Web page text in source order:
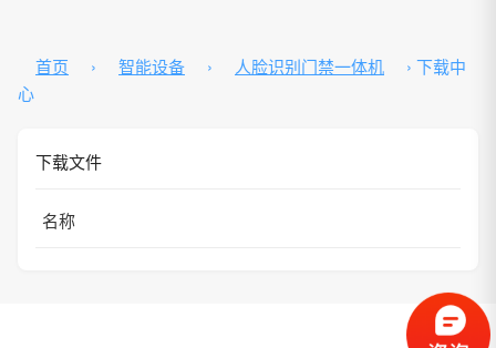
首页 › 智能设备 › 人脸识别门禁一体机 › 下载中
心
下载文件
名称